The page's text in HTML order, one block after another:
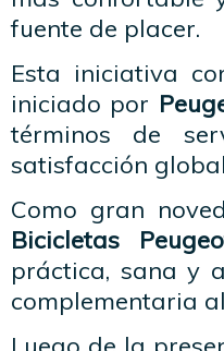
fuente de placer.
Esta iniciativa
iniciado por
términos de
satisfacción
Como gran
Bicicletas
práctica, sana y
complementaria